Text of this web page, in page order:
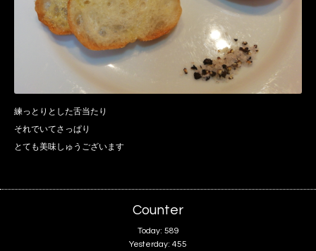
練っとりとした舌当たり
それでいてさっぱり
とても美味しゅうございます
Counter
Today: 589
Yesterday: 455